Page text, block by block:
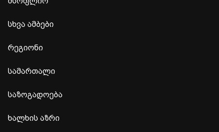
სხვა ამბები
რეგიონი
სამართალი
საზოგადოება
ხალხის აზრი